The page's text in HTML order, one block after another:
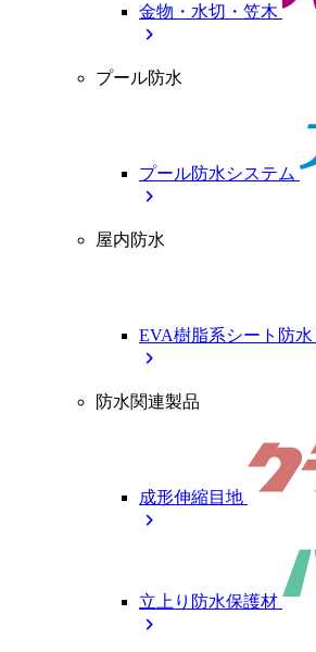
金物・水切・笠木
chevron_right
プール防水
プール防水システム
chevron_right
屋内防水
EVA樹脂系シート防水
chevron_right
防水関連製品
成形伸縮目地
chevron_right
立上り防水保護材
chevron_right